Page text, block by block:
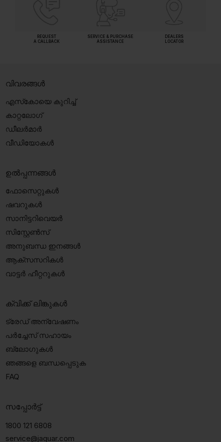
REQUEST
A CALLBACK
SERVICE & PURCHASE
ASSISTANCE
DEALERS
LOCATOR
വിവരങ്ങൾ
എസ്‍കോയെ കുറിച്ച്
കാറ്റലോഗ്
ഡീലർമാർ
വീഡിയോകൾ
ഉൽപ്പന്നങ്ങൾ
ഫോസെറ്റുകൾ
ഷവറുകൾ
സാനിട്ടറിവെയർ
സിസ്റ്റേൺസ്
അനുബന്ധ ഇനങ്ങൾ
ആക്‌സസറികൾ
വാട്ടർ ഹീറ്ററുകൾ
ക്വിക്ക് ലിങ്കുകൾ
ട്രേഡ് അന്വേഷണം
പർച്ചേസ് സഹായം
ബ്ലോഗുകൾ
ഞങ്ങളെ ബന്ധപ്പെടുക
FAQ
സപ്പോർട്ട്
1800 121 6808
service@jaquar.com